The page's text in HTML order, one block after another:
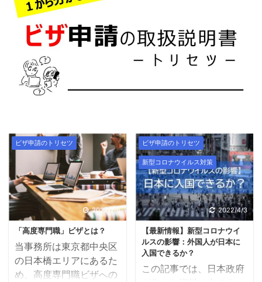
ビザ申請のトリセツ
2022/7/6
「高度専門職」ビザとは？
当事務所は東京都中央区
の日本橋エリアにあるた
め、高度専門職ビザへの
ビザ申請のトリセツ
新型コロナウイルス対策
2022/4/3
【最新情報】新型コロナウイ
ルスの影響：外国人が日本に
入国できるか？
この記事では、日本政府